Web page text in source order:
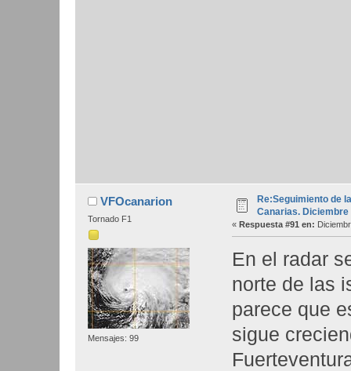
VFOcanarion
Tornado F1
Mensajes: 99
Re:Seguimiento de
Canarias. Diciembre
« Respuesta #91 en:
En el radar
norte de las
parece que
sigue